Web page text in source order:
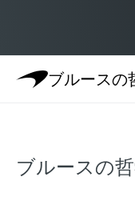
ブルースの
ブルースの